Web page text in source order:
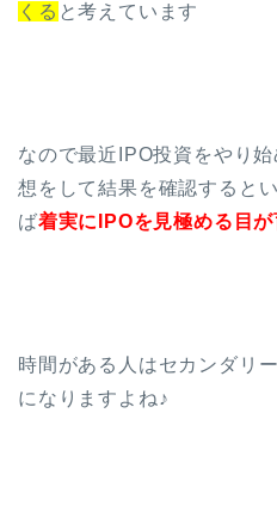
くる と考えています
なので最近IPO投資をやり
想をして結果を確認すると
ば着実にIPOを見極める目が
時間がある人はセカンダリ
になりますよね♪